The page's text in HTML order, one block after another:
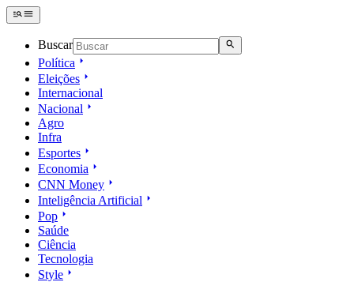
Buscar
Política
Eleições
Internacional
Nacional
Agro
Infra
Esportes
Economia
CNN Money
Inteligência Artificial
Pop
Saúde
Ciência
Tecnologia
Style